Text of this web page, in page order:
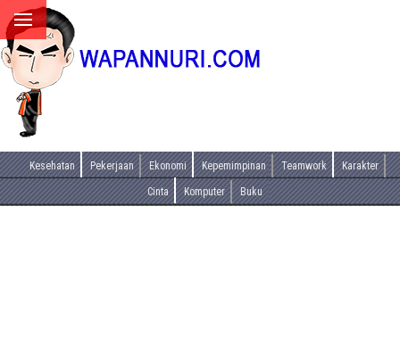
Kesehatan Pekerjaan Ekonomi Kepemimpinan Teamwork Karakter
Cinta Komputer Buku